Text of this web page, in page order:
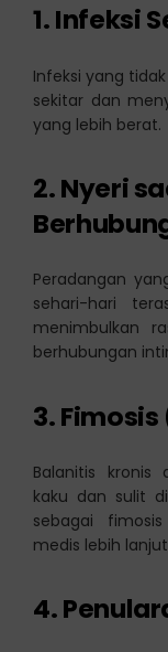
1. Infeksi
Infeksi yang
sekitar dan
yang lebih berat.
2. Nyeri
Peradangan
sehari-hari
menimbulkan
berhubungan
3.
Balanitis kronis
kaku dan sulit
sebagai
medis lebih
4.